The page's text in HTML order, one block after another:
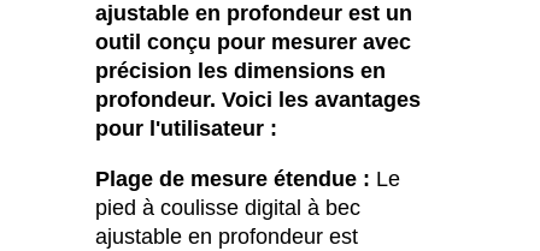
ajustable en profondeur est un
outil conçu pour mesurer avec
précision les dimensions en
profondeur. Voici les avantages
pour l'utilisateur :
Plage de mesure étendue : Le
pied à coulisse digital à bec
ajustable en profondeur est